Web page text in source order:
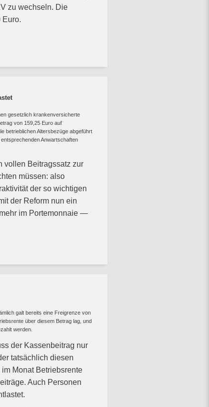
zu wechseln. Die
Euro.
gesetzlich krankenversicherte
von 159,25 Euro auf
betrieblichen Altersbezüge abgeführt
Anwartschaften
vollen Beitragssatz zur
müssen: also
der so wichtigen
der Reform nun ein
im Portemonnaie —
galt bereits eine Freigrenze von
über diesem Betrag lag, und
werden.
der Kassenbeitrag nur
tatsächlich diesen
Monat Betriebsrente
Auch Personen